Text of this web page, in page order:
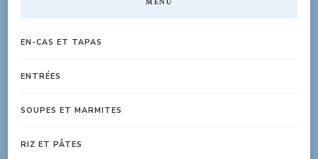
MENU
EN-CAS ET TAPAS
ENTRÉES
SOUPES ET MARMITES
RIZ ET PÂTES